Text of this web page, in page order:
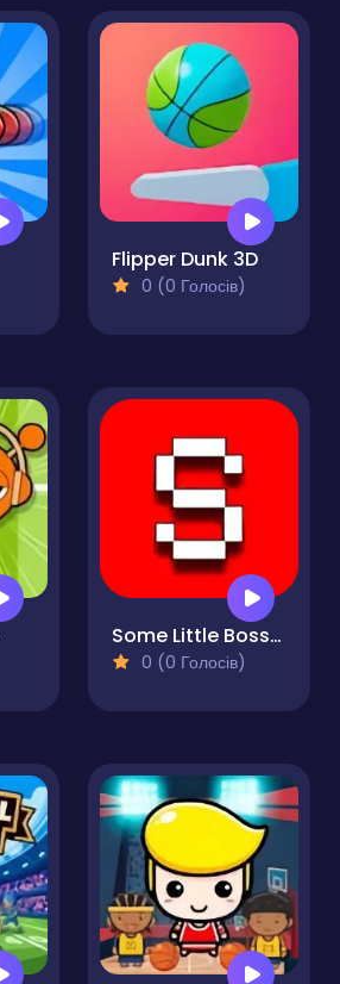
Flipper Dunk 3D
0 (0 Голосів)
Some Little Bosses
0 (0 Голосів)